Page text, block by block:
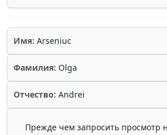
Имя: Arseniuc
Фамилия: Olga
Отчество: Andrei
Прежде чем запросить просмотр